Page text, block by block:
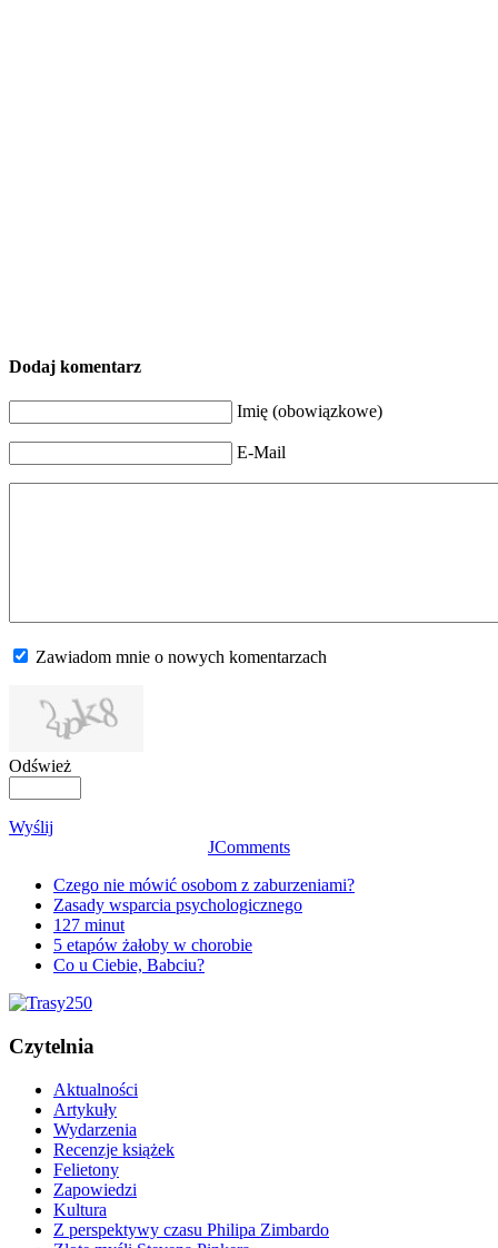
Dodaj komentarz
Imię (obowiązkowe)
E-Mail
Zawiadom mnie o nowych komentarzach
Odśwież
Wyślij
JComments
Czego nie mówić osobom z zaburzeniami?
Zasady wsparcia psychologicznego
127 minut
5 etapów żałoby w chorobie
Co u Ciebie, Babciu?
Czytelnia
Aktualności
Artykuły
Wydarzenia
Recenzje książek
Felietony
Zapowiedzi
Kultura
Z perspektywy czasu Philipa Zimbardo